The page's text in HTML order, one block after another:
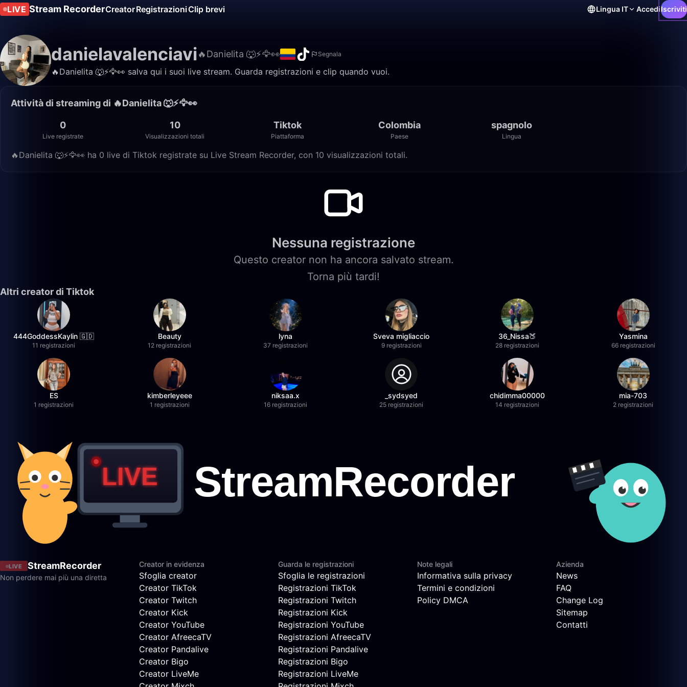
LIVE Stream RecorderCreatorRegistrazioniClip brevi Lingua IT AccediIscriviti
danielavalenciavi🔥Danielita 🐺⚡️🦅👀 Segnala
🔥Danielita 🐺⚡️🦅👀 salva qui i suoi live stream. Guarda registrazioni e clip quando vuoi.
Attività di streaming di 🔥Danielita 🐺⚡️🦅👀
0
Live registrate
10
Visualizzazioni totali
Tiktok
Piattaforma
Colombia
Paese
spagnolo
Lingua
🔥Danielita 🐺⚡️🦅👀 ha 0 live di Tiktok registrate su Live Stream Recorder, con 10 visualizzazioni totali.
Nessuna registrazione
Questo creator non ha ancora salvato stream.
Torna più tardi!
Altri creator di Tiktok
444GoddessKaylin 🇬🇩
11 registrazioni
Beauty
12 registrazioni
lyna
37 registrazioni
Sveva migliaccio
9 registrazioni
36_Nissa🍑
28 registrazioni
Yasmina
66 registrazioni
ES
1 registrazioni
kimberleyeee
1 registrazioni
niksaa.x
16 registrazioni
_sydsyed
25 registrazioni
chidimma00000
14 registrazioni
mia-703
2 registrazioni
LIVE StreamRecorder
Non perdere mai più una diretta
Creator in evidenza
Sfoglia creator
Creator TikTok
Creator Twitch
Creator Kick
Creator YouTube
Creator AfreecaTV
Creator Pandalive
Creator Bigo
Creator LiveMe
Guarda le registrazioni
Sfoglia le registrazioni
Registrazioni TikTok
Registrazioni Twitch
Registrazioni Kick
Registrazioni YouTube
Registrazioni AfreecaTV
Registrazioni Pandalive
Registrazioni Bigo
Registrazioni LiveMe
Note legali
Informativa sulla privacy
Termini e condizioni
Policy DMCA
Azienda
News
FAQ
Change Log
Sitemap
Contatti